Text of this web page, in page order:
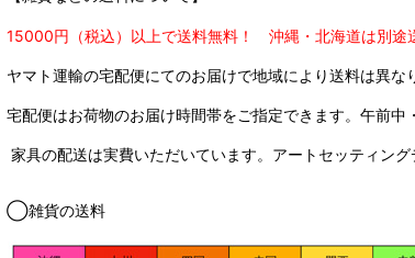
15000円（税込）以上で送料無料！ 沖縄・北海道は別途
ヤマト運輸の宅配便にてのお届けで地域により送料は異な
宅配便はお荷物のお届け時間帯をご指定できます。 午前中
家具の配送は実費いただいています。アートセッティン
◯雑貨の送料